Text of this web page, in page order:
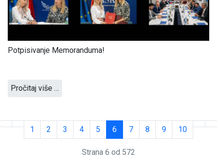
Potpisivanje Memoranduma!
Pročitaj više …
1 2 3 4 5 6 7 8 9 10
Strana 6 od 572